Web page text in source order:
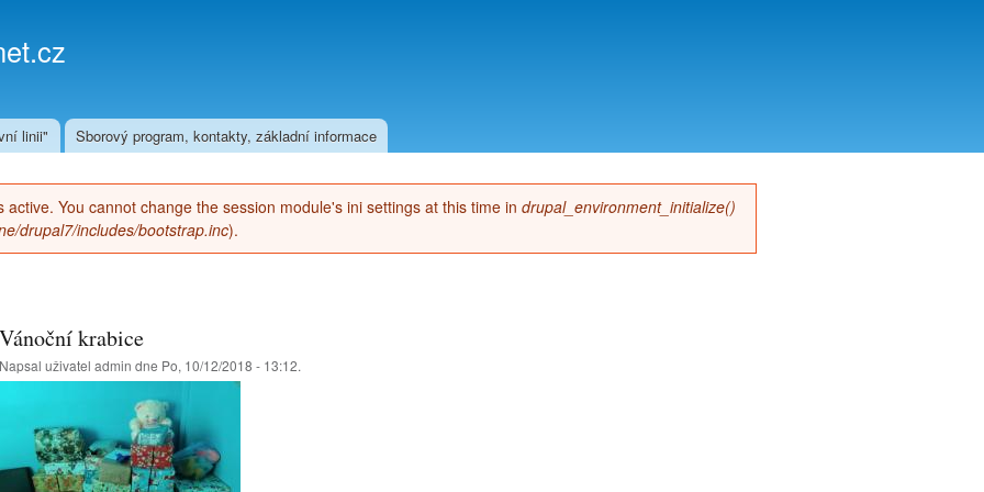
linii" Sborový program, kontakty, základní informace
active. You cannot change the session module's ini settings at this time in drupal_environment_initialize()
drupal7/includes/bootstrap.inc).
Vánoční krabice
Napsal uživatel admin dne Po, 10/12/2018 - 13:12.